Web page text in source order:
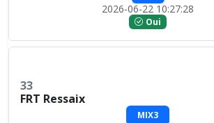
2026-06-22 10:27:28
Oui
33
FRT Ressaix
MIX3